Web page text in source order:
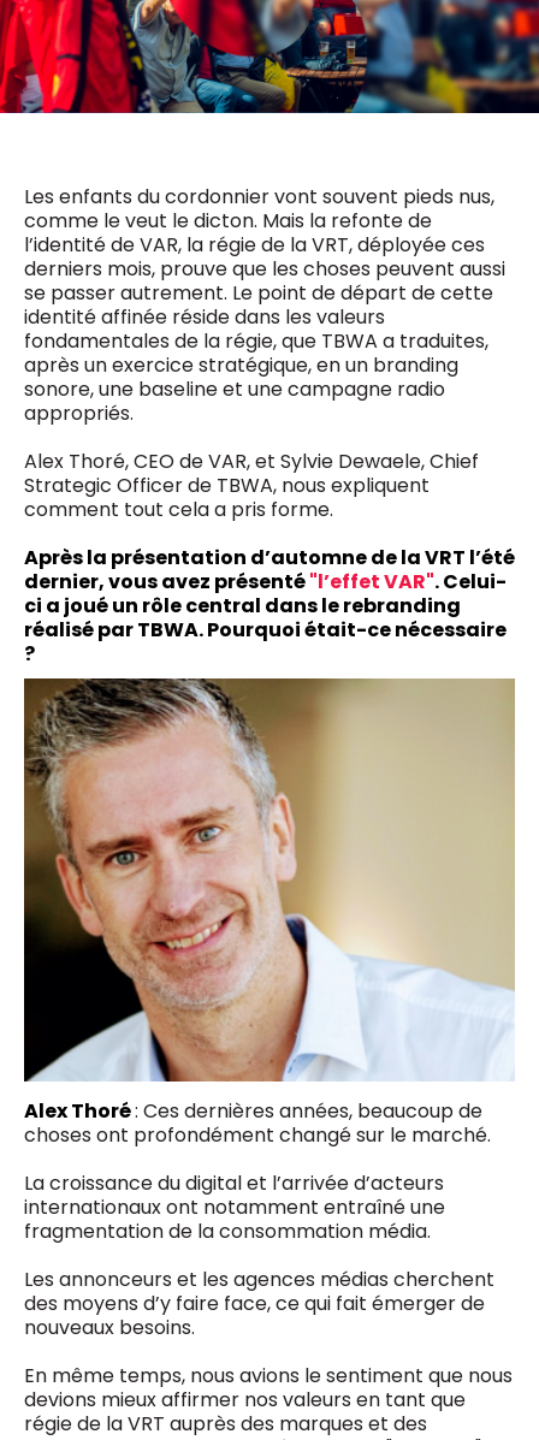
Les enfants du cordonnier vont souvent pieds nus,
comme le veut le dicton. Mais la refonte de
l’identité de VAR, la régie de la VRT, déployée ces
derniers mois, prouve que les choses peuvent aussi
se passer autrement. Le point de départ de cette
identité affinée réside dans les valeurs
fondamentales de la régie, que TBWA a traduites,
après un exercice stratégique, en un branding
sonore, une baseline et une campagne radio
appropriés.
Alex Thoré, CEO de VAR, et Sylvie Dewaele, Chief
Strategic Officer de TBWA, nous expliquent
comment tout cela a pris forme.
Après la présentation d’automne de la VRT l’été
dernier, vous avez présenté"l’effet VAR". Celui-
ci a joué un rôle central dans le rebranding
réalisé par TBWA. Pourquoi était-ce nécessaire
?
Alex Thoré: Ces dernières années, beaucoup de
choses ont profondément changé sur le marché.
La croissance du digital et l’arrivée d’acteurs
internationaux ont notamment entraîné une
fragmentation de la consommation média.
Les annonceurs et les agences médias cherchent
des moyens d’y faire face, ce qui fait émerger de
nouveaux besoins.
En même temps, nous avions le sentiment que nous
devions mieux affirmer nos valeurs en tant que
régie de la VRT auprès des marques et des
0498 88 64 89
f.bouchar@mm.be
Chief Editor
Griet Byl
Chief Editor
Damien Lemaire
0477 37 31 65
d.lemaire@mm.be
VALIDER
NOTRE CONTENU DIGITAL :
access
5 x week
MM e - News
1 x week
MM Brunch
1 x week
MM Tech
10 x year
MM Best of
Research
10 x year
MM Blue
4 x year
MM Magazine
(digital)
Des questions ?